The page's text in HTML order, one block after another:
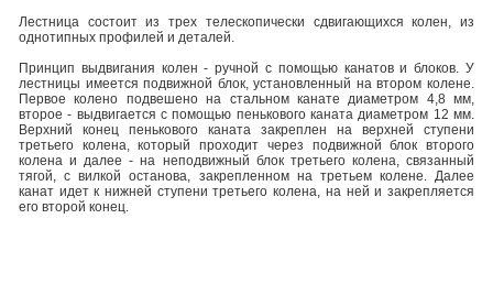
Лестница состоит из трех телескопически сдвигающихся колен, из
однотипных профилей и деталей.
Принцип выдвигания колен - ручной с помощью канатов и блоков. У
лестницы имеется подвижной блок, установленный на втором колене.
Первое колено подвешено на стальном канате диаметром 4,8 мм,
второе - выдвигается с помощью пенькового каната диаметром 12 мм.
Верхний конец пенькового каната закреплен на верхней ступени
третьего колена, который проходит через подвижной блок второго
колена и далее - на неподвижный блок третьего колена, связанный
тягой, с вилкой останова, закрепленном на третьем колене. Далее
канат идет к нижней ступени третьего колена, на ней и закрепляется
его второй конец.